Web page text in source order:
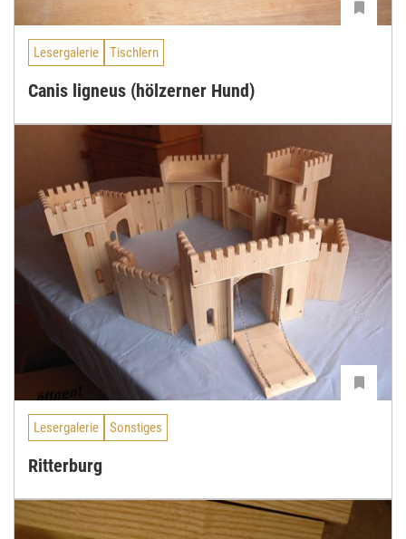
Lesergalerie Tischlern
Canis ligneus (hölzerner Hund)
Lesergalerie Sonstiges
Ritterburg